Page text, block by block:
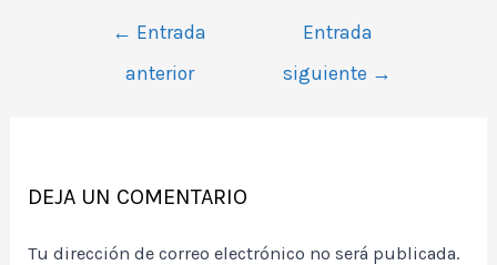
Navegación
← Entrada
anterior
Entrada
siguiente →
DEJA UN COMENTARIO
Tu dirección de correo electrónico no será publicada.